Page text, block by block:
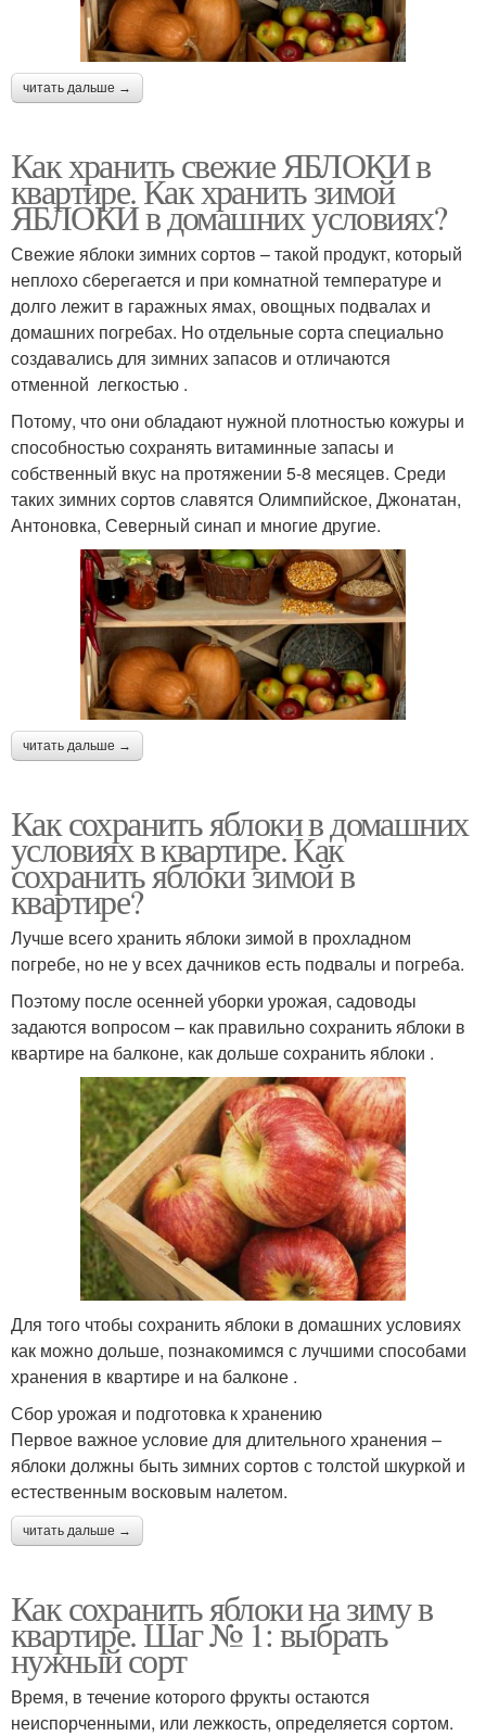
читать дальше →
Как хранить свежие ЯБЛОКИ в
квартире. Как хранить зимой
ЯБЛОКИ в домашних условиях?
Свежие яблоки зимних сортов – такой продукт, который
неплохо сберегается и при комнатной температуре и
долго лежит в гаражных ямах, овощных подвалах и
домашних погребах. Но отдельные сорта специально
создавались для зимних запасов и отличаются
отменной легкостью .
Потому, что они обладают нужной плотностью кожуры и
способностью сохранять витаминные запасы и
собственный вкус на протяжении 5-8 месяцев. Среди
таких зимних сортов славятся Олимпийское, Джонатан,
Антоновка, Северный синап и многие другие.
читать дальше →
Как сохранить яблоки в домашних
условиях в квартире. Как
сохранить яблоки зимой в
квартире?
Лучше всего хранить яблоки зимой в прохладном
погребе, но не у всех дачников есть подвалы и погреба.
Поэтому после осенней уборки урожая, садоводы
задаются вопросом – как правильно сохранить яблоки в
квартире на балконе, как дольше сохранить яблоки .
Для того чтобы сохранить яблоки в домашних условиях
как можно дольше, познакомимся с лучшими способами
хранения в квартире и на балконе .
Сбор урожая и подготовка к хранению
Первое важное условие для длительного хранения –
яблоки должны быть зимних сортов с толстой шкуркой и
естественным восковым налетом.
читать дальше →
Как сохранить яблоки на зиму в
квартире. Шаг № 1: выбрать
нужный сорт
Время, в течение которого фрукты остаются
неиспорченными, или лежкость, определяется сортом.